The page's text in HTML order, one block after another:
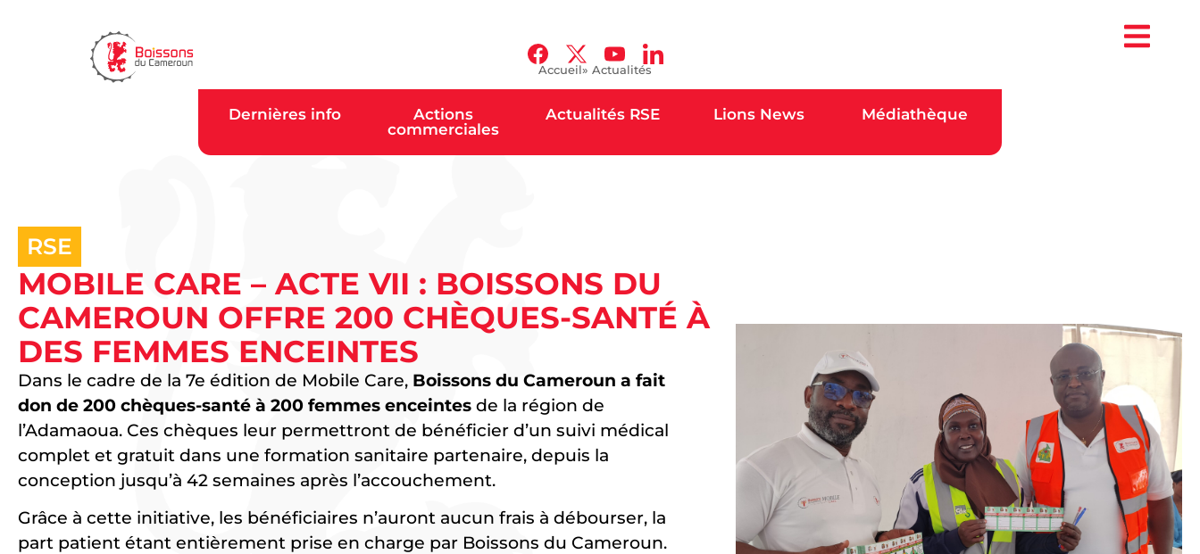
Accueil» Actualités
Dernières info
Actions
commerciales
Actualités RSE Lions News Médiathèque
RSE
MOBILE CARE – ACTE VII : BOISSONS DU
CAMEROUN OFFRE 200 CHÈQUES-SANTÉ À
DES FEMMES ENCEINTES
Dans le cadre de la 7e édition de Mobile Care, Boissons du Cameroun a fait
don de 200 chèques-santé à 200 femmes enceintes de la région de
l’Adamaoua. Ces chèques leur permettront de bénéficier d’un suivi médical
complet et gratuit dans une formation sanitaire partenaire, depuis la
conception jusqu’à 42 semaines après l’accouchement.
Grâce à cette initiative, les bénéficiaires n’auront aucun frais à débourser, la
part patient étant entièrement prise en charge par Boissons du Cameroun.